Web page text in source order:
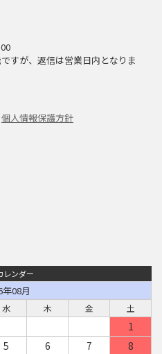
ですが、返信は営業日内となりま
個人情報保護方針
レンダー
年08月
水 木 金 土
1
5 6 7
8